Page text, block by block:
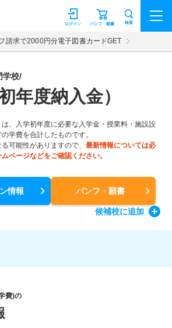
ョン パンフ・願書
ログイン 検索
請求で2000円分電子図書カードGET
学校/
年度納入金）
、入学初年度に必要な入学金・授業料・施設設
学費を合計したものです。
可能性がありますので、 最新情報については必
ページなどをご確認ください。
情報 パンフ・願書
候補校に追加
費)の